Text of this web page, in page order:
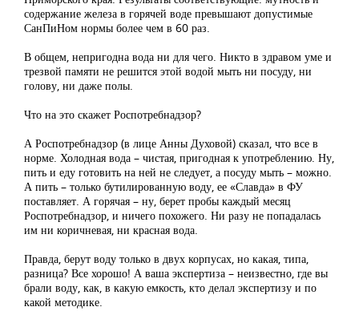
содержание железа в горячей воде превышают допустимые
СанПиНом нормы более чем в 60 раз.
В общем, непригодна вода ни для чего. Никто в здравом уме и
трезвой памяти не решится этой водой мыть ни посуду, ни
голову, ни даже полы.
Что на это скажет Роспотребнадзор?
А Роспотребнадзор (в лице Анны Духовой) сказал, что все в
норме. Холодная вода – чистая, пригодная к употреблению. Ну,
пить и еду готовить на ней не следует, а посуду мыть – можно.
А пить – только бутилированную воду, ее «Славда» в ФУ
поставляет. А горячая – ну, берет пробы каждый месяц
Роспотребнадзор, и ничего похожего. Ни разу не попадалась
им ни коричневая, ни красная вода.
Правда, берут воду только в двух корпусах, но какая, типа,
разница? Все хорошо! А ваша экспертиза – неизвестно, где вы
брали воду, как, в какую емкость, кто делал экспертизу и по
какой методике.